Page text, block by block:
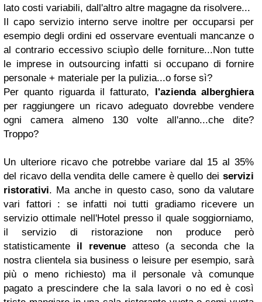
lato costi variabili, dall'altro altre magagne da risolvere...
Il capo servizio interno serve inoltre per occuparsi per
esempio degli ordini ed osservare eventuali mancanze o
al contrario eccessivo sciupìo delle forniture...Non tutte
le imprese in outsourcing infatti si occupano di fornire
personale + materiale per la pulizia...o forse sì?
Per quanto riguarda il fatturato, l'azienda alberghiera
per raggiungere un ricavo adeguato dovrebbe vendere
ogni camera almeno 130 volte all'anno...che dite?
Troppo?
Un ulteriore ricavo che potrebbe variare dal 15 al 35%
del ricavo della vendita delle camere è quello dei servizi
ristorativi. Ma anche in questo caso, sono da valutare
vari fattori : se infatti noi tutti gradiamo ricevere un
servizio ottimale nell'Hotel presso il quale soggiorniamo,
il servizio di ristorazione non produce però
statisticamente il revenue atteso (a seconda che la
nostra clientela sia business o leisure per esempio, sarà
più o meno richiesto) ma il personale và comunque
pagato a prescindere che la sala lavori o no ed è così